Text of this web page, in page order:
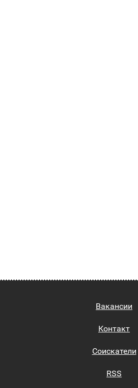
Вакансии
Контакт
Соискатели
RSS